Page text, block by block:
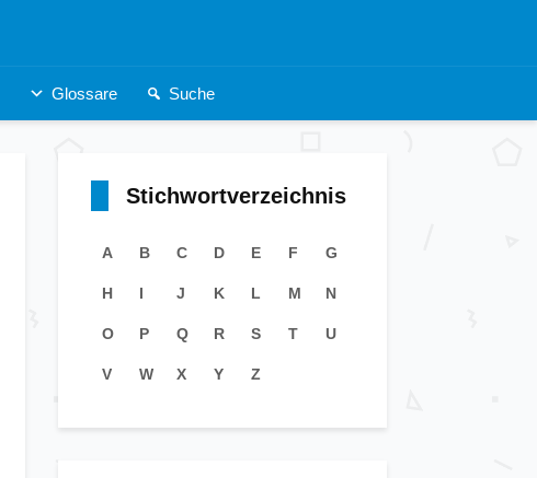
Glossare Suche
Stichwortverzeichnis
A B C D E F G
H I J K L M N
O P Q R S T U
V W X Y Z